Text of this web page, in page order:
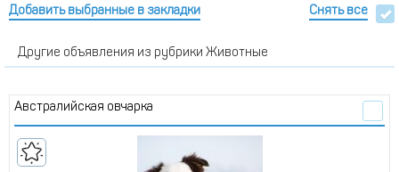
Добавить выбранные в закладки
Снять все
Другие объявления из рубрики Животные
австралийская овчарка